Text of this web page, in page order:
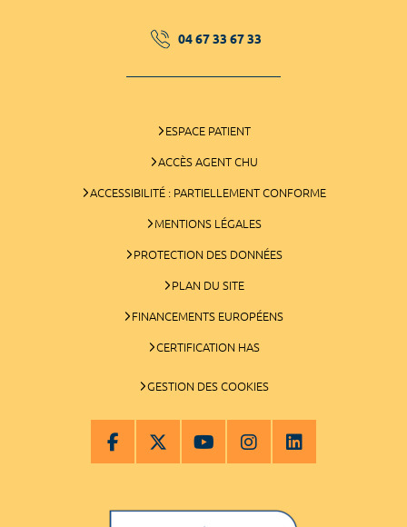
04 67 33 67 33
ESPACE PATIENT
ACCÈS AGENT CHU
ACCESSIBILITÉ : PARTIELLEMENT CONFORME
MENTIONS LÉGALES
PROTECTION DES DONNÉES
PLAN DU SITE
FINANCEMENTS EUROPÉENS
CERTIFICATION HAS
GESTION DES COOKIES